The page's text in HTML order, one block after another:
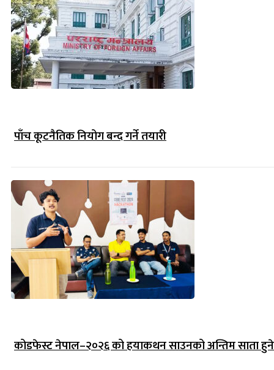
पाँच कूटनैतिक नियोग बन्द गर्ने तयारी
कोडफेस्ट नेपाल–२०२६ को हयाकथन साउनको अन्तिम साता हुने